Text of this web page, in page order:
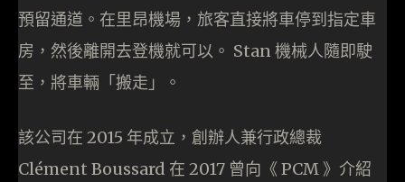
預留通道。在里昂機場，旅客直接將車停到指定車
房，然後離開去登機就可以。 Stan 機械人隨即駛
至，將車輛「搬走」。
該公司在 2015 年成立，創辦人兼行政總裁
Clément Boussard 在 2017 曾向《 PCM 》介紹